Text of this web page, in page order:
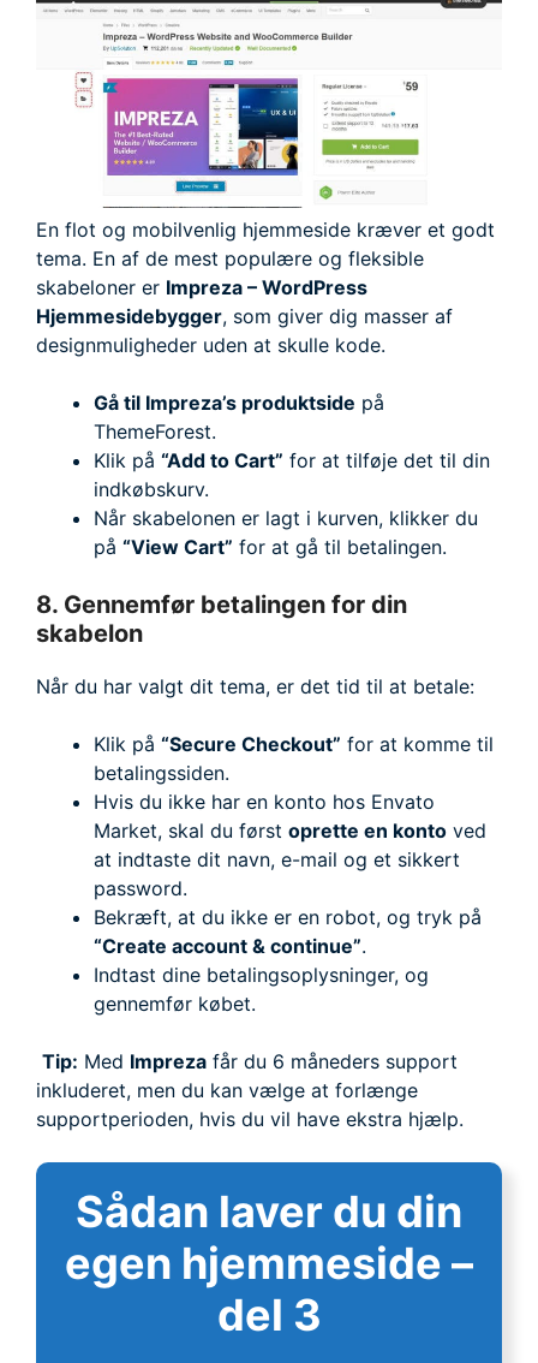
En flot og mobilvenlig hjemmeside kræver et godt
tema. En af de mest populære og fleksible
skabeloner er Impreza – WordPress
Hjemmesidebygger, som giver dig masser af
designmuligheder uden at skulle kode.
Gå til Impreza’s produktside på
ThemeForest.
Klik på “Add to Cart” for at tilføje det til din
indkøbskurv.
Når skabelonen er lagt i kurven, klikker du
på “View Cart” for at gå til betalingen.
8. Gennemfør betalingen for din
skabelon
Når du har valgt dit tema, er det tid til at betale:
Klik på “Secure Checkout” for at komme til
betalingssiden.
Hvis du ikke har en konto hos Envato
Market, skal du først oprette en konto ved
at indtaste dit navn, e-mail og et sikkert
password.
Bekræft, at du ikke er en robot, og tryk på
“Create account & continue”.
Indtast dine betalingsoplysninger, og
gennemfør købet.
Tip: Med Impreza får du 6 måneders support
inkluderet, men du kan vælge at forlænge
supportperioden, hvis du vil have ekstra hjælp.
Sådan laver du din
egen hjemmeside –
del 3